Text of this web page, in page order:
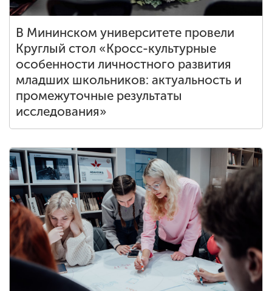
В Мининском университете провели
Круглый стол «Кросс-культурные
особенности личностного развития
младших школьников: актуальность и
промежуточные результаты
исследования»